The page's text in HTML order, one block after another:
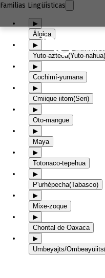
Familias Lingüísticas
▶
Álgica
▶
Yuto-azteca(Yuto-nahua)
▶
Cochimí-yumana
▶
Cmiique iitom(Seri)
▶
Oto-mangue
▶
Maya
▶
Totonaco-tepehua
▶
P'urhépecha(Tabasco)
▶
Mixe-zoque
▶
Chontal de Oaxaca
▶
Umbeyajts/Ombeayüiits